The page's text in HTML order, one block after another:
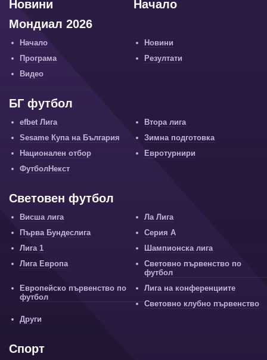
Начало
Новини
Мондиал 2026
Начало
Новини
Програма
Резултати
Видео
БГ футбол
efbet Лига
Втора лига
Sesame Купа на България
Зимна подготовка
Национален отбор
Евротурнири
ФутболНекст
Световен футбол
Висша лига
Ла Лига
Първа Бундеслига
Серия А
Лига 1
Шампионска лига
Лига Европа
Световно първенство по
футбол
Европейско първенство по
футбол
Лига на конференциите
Световно клубно първенство
Други
Спорт